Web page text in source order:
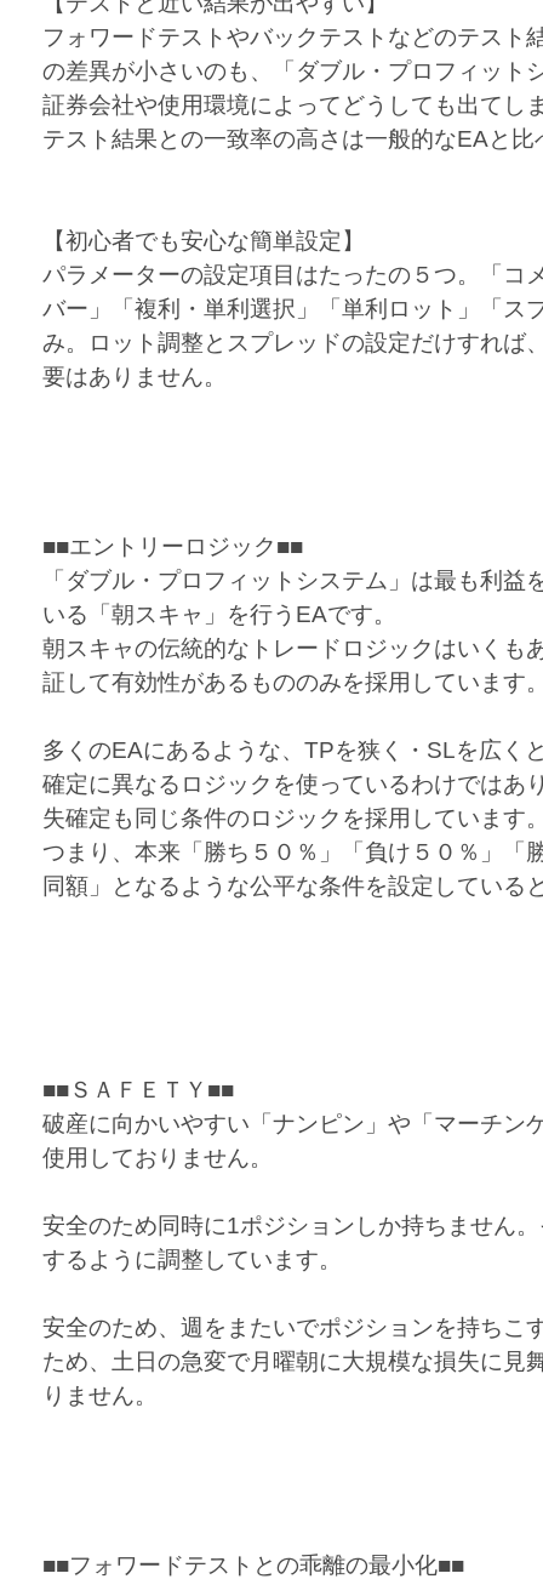
フォワードテストやバックテストなどのテスト
の差異が小さいのも、「ダブル・プロフィット
証券会社や使用環境によってどうしても出てし
テスト結果との一致率の高さは一般的なEAと
【初心者でも安心な簡単設定】
パラメーターの設定項目はたったの５つ。「コ
バー」「複利・単利選択」「単利ロット」「ス
み。ロット調整とスプレッドの設定だけすれば
要はありません。
■■エントリーロジック■■
「ダブル・プロフィットシステム」は最も利益
いる「朝スキャ」を行うEAです。
朝スキャの伝統的なトレードロジックはいくも
証して有効性があるもののみを採用しています
多くのEAにあるような、TPを狭く・SLを広く
確定に異なるロジックを使っているわけではあ
失確定も同じ条件のロジックを採用しています
つまり、本来「勝ち５０％」「負け５０％」「
同額」となるような公平な条件を設定している
■■ＳＡＦＥＴＹ■■
破産に向かいやすい「ナンピン」や「マーチン
使用しておりません。
安全のため同時に1ポジションしか持ちません
するように調整しています。
安全のため、週をまたいでポジションを持ちこ
ため、土日の急変で月曜朝に大規模な損失に見
りません。
■■フォワードテストとの乖離の最小化■■